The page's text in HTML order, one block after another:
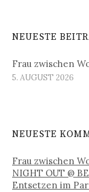
NEUESTE
Frau zwischen
5. AUGUST 2026
NEUESTE
Frau zwischen
NIGHT OUT @
Entsetzen im